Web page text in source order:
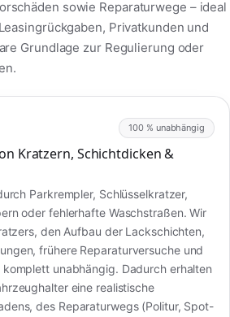
sowie Reparaturwege – ideal
Privatkunden und
Grundlage zur Regulierung oder
100 % unabhängig
Kratzern, Schichtdicken &
Parkrempler, Schlüsselkratzer,
oder fehlerhafte Waschstraßen. Wir
den Aufbau der Lackschichten,
frühere Reparaturversuche und
unabhängig. Dadurch erhalten
eine realistische
des Reparaturwegs (Politur, Spot-